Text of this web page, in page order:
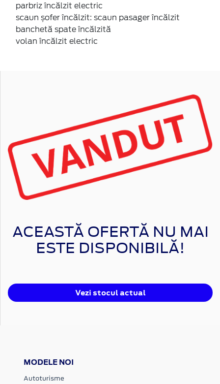
parbriz încălzit electric
scaun șofer încălzit: scaun pasager încălzit
banchetă spate încălzită
volan încălzit electric
ACEASTĂ OFERTĂ NU MAI
ESTE DISPONIBILĂ!
Vezi stocul actual
MODELE NOI
Autoturisme